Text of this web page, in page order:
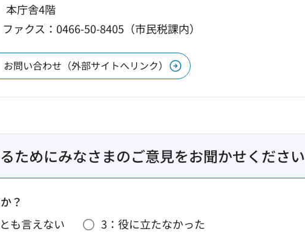
本庁舎4階
ファクス：0466-50-8405（市民税課内）
お問い合わせ（外部サイトへリンク）
ためにみなさまのご意見をお聞かせください
？
も言えない
3：役に立たなかった